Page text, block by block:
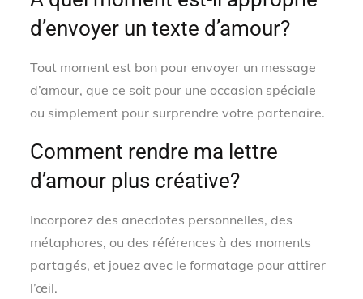
d’envoyer un texte d’amour?
Tout moment est bon pour envoyer un message
d’amour, que ce soit pour une occasion spéciale
ou simplement pour surprendre votre partenaire.
Comment rendre ma lettre
d’amour plus créative?
Incorporez des anecdotes personnelles, des
métaphores, ou des références à des moments
partagés, et jouez avec le formatage pour attirer
l’œil.